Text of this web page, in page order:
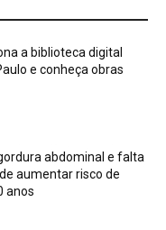
a biblioteca digital
e conheça obras
abdominal e falta
aumentar risco de
anos